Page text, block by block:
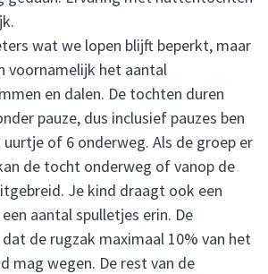
wat we lopen blijft beperkt, maar
voornamelijk het aantal
en dalen. De tochten duren
pauze, dus inclusief pauzes ben
uurtje of 6 onderweg. Als de groep er
de tocht onderweg of vanop de
Je kind draagt ook een
aantal spulletjes erin. De
de rugzak maximaal 10% van het
mag wegen. De rest van de